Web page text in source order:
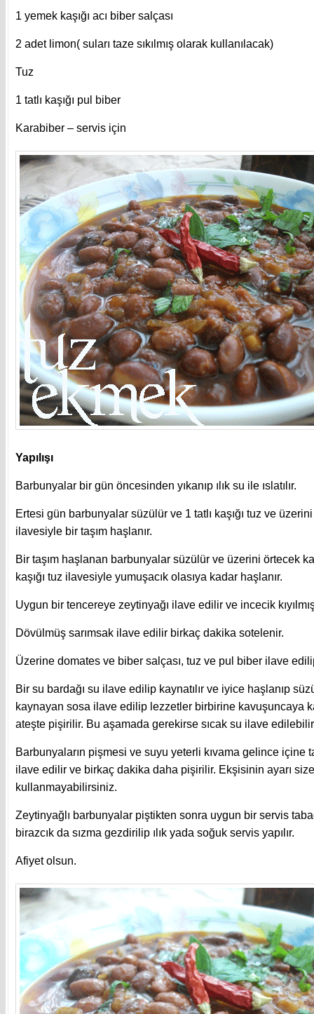
1 yemek kaşığı acı biber salçası
2 adet limon( suları taze sıkılmış olarak kullanılacak)
Tuz
1 tatlı kaşığı pul biber
Karabiber – servis için
Yapılışı
Barbunyalar bir gün öncesinden yıkanıp ılık su ile ıslatılır.
Ertesi gün barbunyalar süzülür ve 1 tatlı kaşığı tuz ve
ilavesiyle bir taşım haşlanır.
Bir taşım haşlanan barbunyalar süzülür ve üzerini örtecek
kaşığı tuz ilavesiyle yumuşacık olasıya kadar haşlanır.
Uygun bir tencereye zeytinyağı ilave edilir ve incecik
Dövülmüş sarımsak ilave edilir birkaç dakika sotelenir.
Üzerine domates ve biber salçası, tuz ve pul biber ilave
Bir su bardağı su ilave edilip kaynatılır ve iyice haşlanıp
kaynayan sosa ilave edilip lezzetler birbirine kavuşuncaya
ateşte pişirilir. Bu aşamada gerekirse sıcak su ilave
Barbunyaların pişmesi ve suyu yeterli kıvama gelince içine
ilave edilir ve birkaç dakika daha pişirilir. Ekşisinin ayarı
kullanmayabilirsiniz.
Zeytinyağlı barbunyalar piştikten sonra uygun bir servis
birazcık da sızma gezdirilip ılık yada soğuk servis yapılır.
Afiyet olsun.